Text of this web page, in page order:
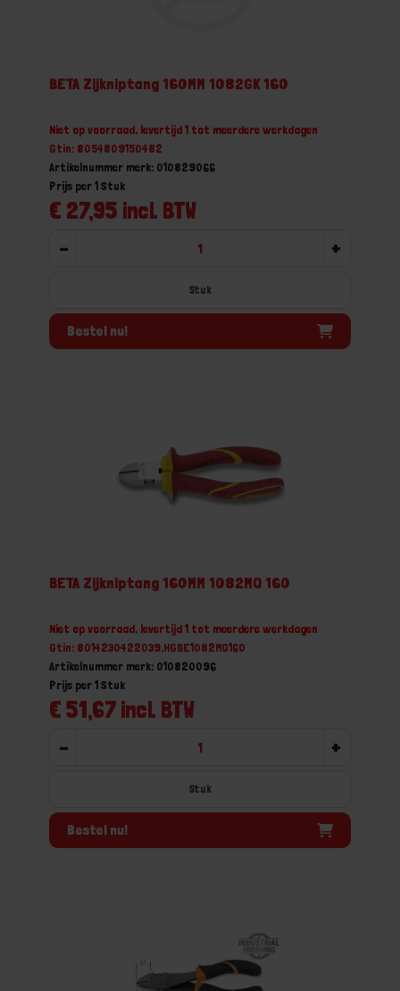
BETA Zijkniptang 160MM 1082GK 160
Niet op voorraad, levertijd 1 tot meerdere werkdagen
Gtin: 8054809150482
Artikelnummer merk: 010829066
€ 27,95 incl. BTW
Prijs per 1 Stuk
- +
Stuk
Bestel nu!
BETA Zijkniptang 160MM 1082MQ 160
Niet op voorraad, levertijd 1 tot meerdere werkdagen
Gtin: 8014230422039,HGBE1082MQ160
Artikelnummer merk: 010820096
€ 51,67 incl. BTW
Prijs per 1 Stuk
- +
Stuk
Bestel nu!